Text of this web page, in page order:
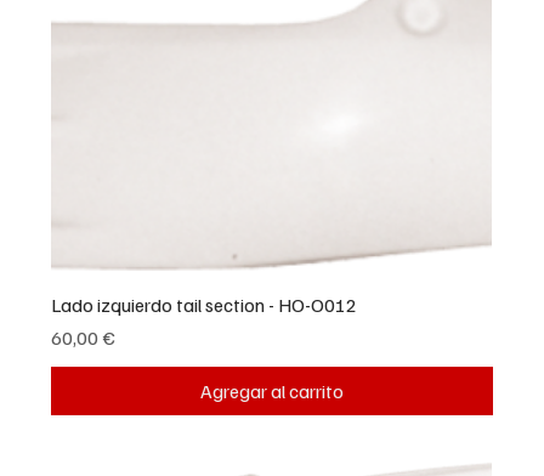
Lado izquierdo tail section - HO-O012
Precio
60,00 €
Agregar al carrito